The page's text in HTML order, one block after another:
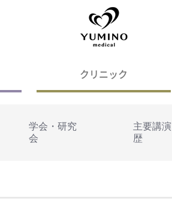
クリニック
学会・研究
会
主要講演
歴